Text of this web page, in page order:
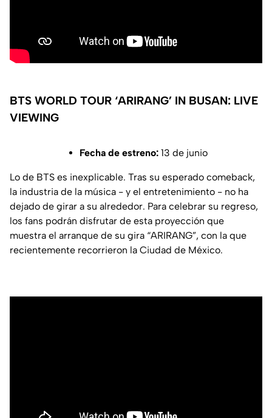
BTS WORLD TOUR ‘ARIRANG’ IN BUSAN: LIVE
VIEWING
Fecha de estreno:13 de junio
Lo de BTS es inexplicable. Tras su esperado comeback,
la industria de la música - y el entretenimiento - no ha
dejado de girar a su alrededor. Para celebrar su regreso,
los fans podrán disfrutar de esta proyección que
muestra el arranque de su gira “ARIRANG”, con la que
recientemente recorrieron la Ciudad de México.